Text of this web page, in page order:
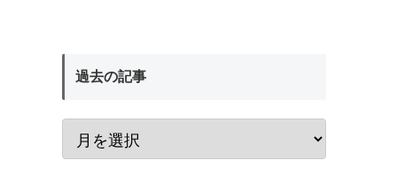
過去の記事